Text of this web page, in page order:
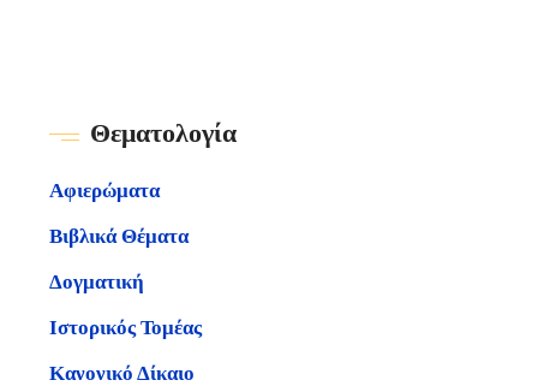
Θεματολογία
Αφιερώματα
Βιβλικά Θέματα
Δογματική
Ιστορικός Τομέας
Κανονικό Δίκαιο